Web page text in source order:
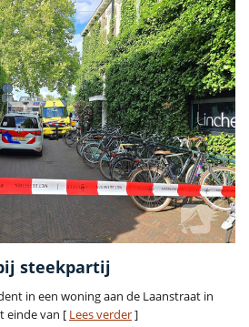
steekpartij
in een woning aan de Laanstraat in
einde van [ Lees verder]